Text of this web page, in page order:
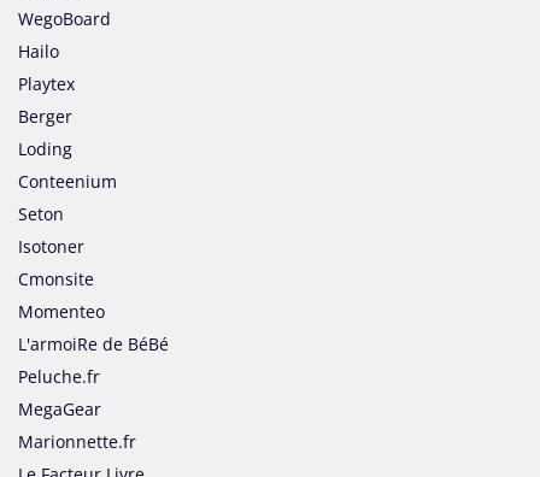
WegoBoard
Hailo
Playtex
Berger
Loding
Conteenium
Seton
Isotoner
Cmonsite
Momenteo
L'armoiRe de BéBé
Peluche.fr
MegaGear
Marionnette.fr